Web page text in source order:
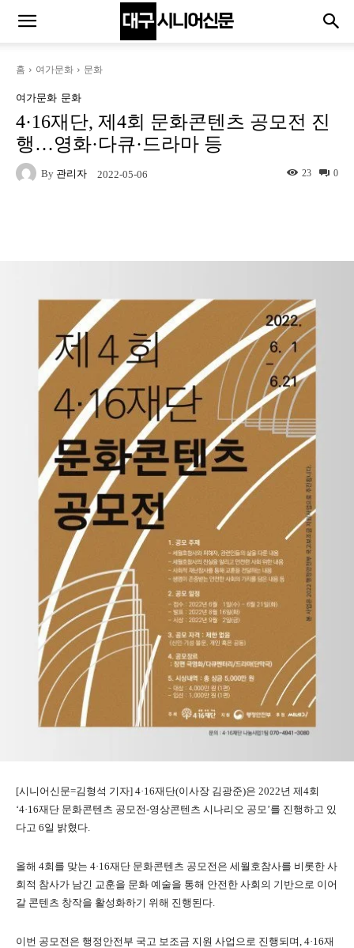
홈 여가문화 문화
여가문화 문화
4·16재단, 제4회 문화콘텐츠 공모전 진
행…영화·다큐·드라마 등
By 관리자 2022-05-06 0
23
[시니어신문=김형석 기자] 4·16재단(이사장 김광준)은 2022년 제4회
‘4·16재단 문화콘텐츠 공모전-영상콘텐츠 시나리오 공모’를 진행하고 있
다고 6일 밝혔다.
올해 4회를 맞는 4·16재단 문화콘텐츠 공모전은 세월호참사를 비롯한 사
회적 참사가 남긴 교훈을 문화 예술을 통해 안전한 사회의 기반으로 이어
갈 콘텐츠 창작을 활성화하기 위해 진행된다.
이번 공모전은 행정안전부 국고 보조금 지원 사업으로 진행되며, 4·16재